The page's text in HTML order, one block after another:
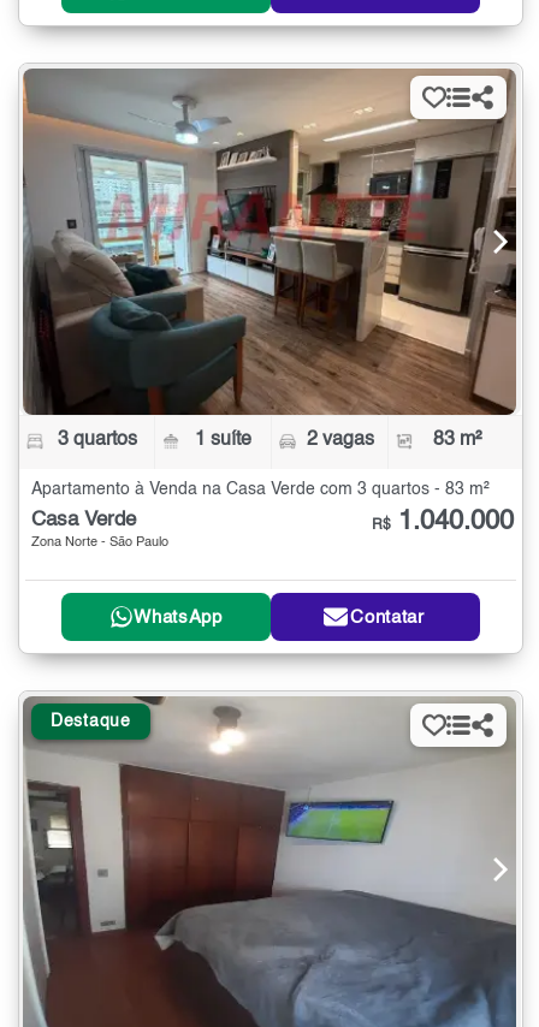
3 quartos 1 suíte 2 vagas 83 m²
Apartamento à Venda na Casa Verde com 3 quartos - 83 m²
Casa Verde
Zona Norte - São Paulo
R$ 1.040.000
WhatsApp Contatar
Destaque